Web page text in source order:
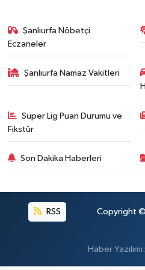
Şanlıurfa Nöbetçi
Eczaneler
Şanlıurfa Namaz Vakitleri
Süper Lig Puan Durumu ve
Fikstür
Son Dakika Haberleri
RSS Copyright ©
Haber Yazılımı: